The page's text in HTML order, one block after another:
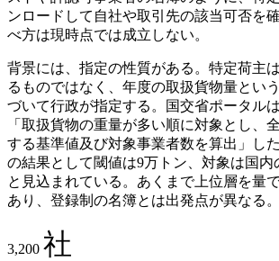
ンロードして自社や取引先の該当可否を
べ方は現時点では成立しない。
背景には、指定の性質がある。特定荷主
るものではなく、年度の取扱貨物量とい
づいて行政が指定する。国交省ポータル
「取扱貨物の重量が多い順に対象とし、
する基準値及び対象事業者数を算出」し
の結果として閾値は9万トン、対象は国内
と見込まれている。あくまで上位層を量
あり、登録制の名簿とは出発点が異なる。
3,200 社